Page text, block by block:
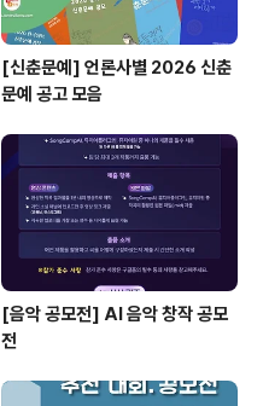
[신춘문예] 언론사별 2026 신춘
문예 공고 모음
[음악 공모전] AI 음악 창작 공모
전